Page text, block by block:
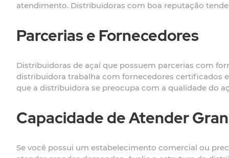
atendimento. Distribuidoras com boa reputação
Parcerias e Fornecedores
Distribuidoras de açaí que possuem parcerias com
distribuidora trabalha com fornecedores certificados
que a distribuidora se preocupa com a qualidade do
Capacidade de Atender
Se você possui um estabelecimento comercial ou